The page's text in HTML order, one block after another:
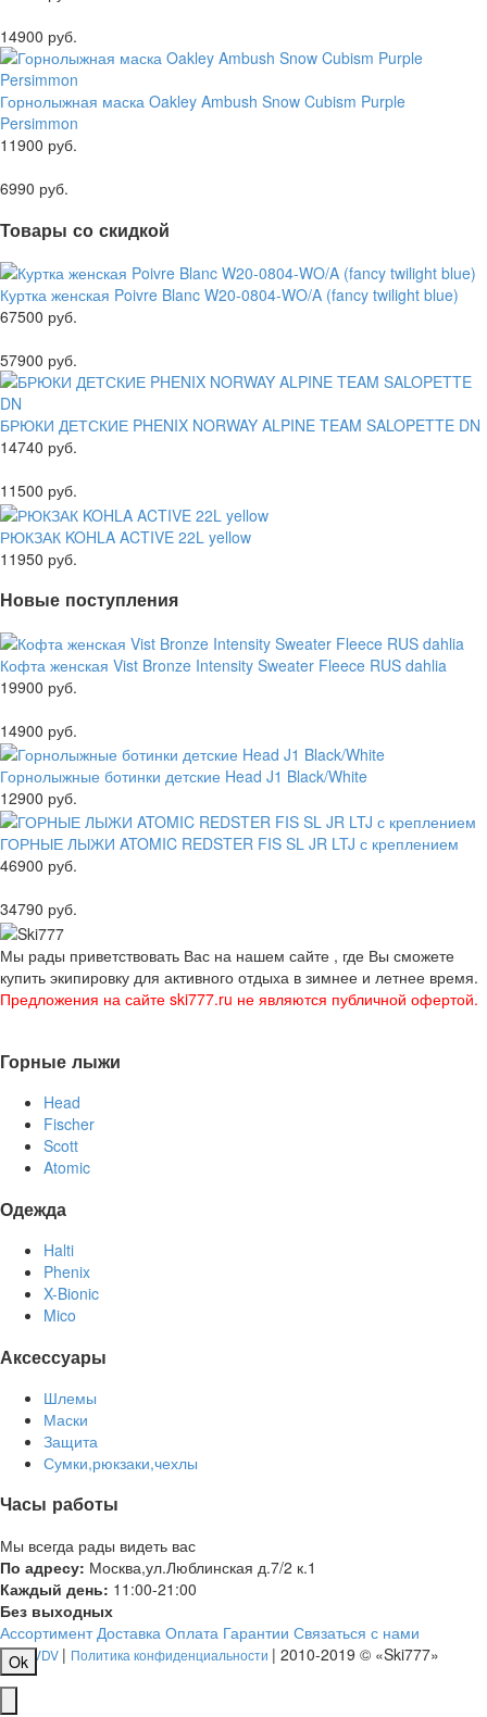
14900 руб.
Горнолыжная маска Oakley Ambush Snow Cubism Purple
Persimmon
11900 руб.
6990 руб.
Товары со скидкой
Куртка женская Poivre Blanc W20-0804-WO/A (fancy twilight blue)
67500 руб.
57900 руб.
БРЮКИ ДЕТСКИЕ PHENIX NORWAY ALPINE TEAM SALOPETTE DN
14740 руб.
11500 руб.
РЮКЗАК KOHLA ACTIVE 22L yellow
11950 руб.
Новые поступления
Кофта женская Vist Bronze Intensity Sweater Fleece RUS dahlia
19900 руб.
14900 руб.
Горнолыжные ботинки детские Head J1 Black/White
12900 руб.
ГОРНЫЕ ЛЫЖИ ATOMIC REDSTER FIS SL JR LTJ с креплением
46900 руб.
34790 руб.
Мы рады приветствовать Вас на нашем сайте , где Вы сможете
купить экипировку для активного отдыха в зимнее и летнее время.
Предложения на сайте ski777.ru не являются публичной офертой.
Горные лыжи
Head
Fischer
Scott
Atomic
Одежда
Halti
Phenix
X-Bionic
Mico
Аксессуары
Шлемы
Маски
Защита
Сумки,рюкзаки,чехлы
Часы работы
Мы всегда рады видеть вас
По адресу: Москва,ул.Люблинская д.7/2 к.1
Каждый день: 11:00-21:00
Без выходных
Ассортимент Доставка Оплата Гарантии Связаться с нами
WEB-VDV | Политика конфиденциальности | 2010-2019 © «Ski777»
Ok